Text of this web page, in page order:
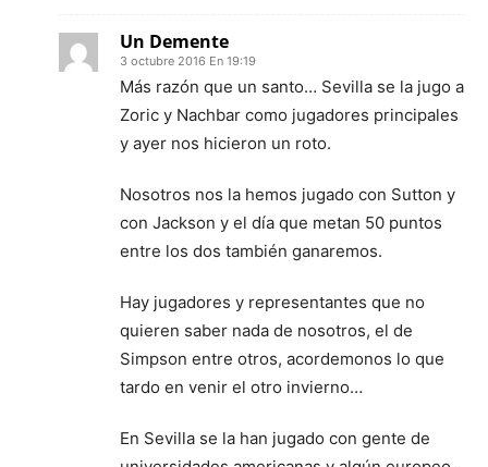
Un Demente
3 octubre 2016 En 19:19
Más razón que un santo… Sevilla se la jugo a
Zoric y Nachbar como jugadores principales
y ayer nos hicieron un roto.
Nosotros nos la hemos jugado con Sutton y
con Jackson y el día que metan 50 puntos
entre los dos también ganaremos.
Hay jugadores y representantes que no
quieren saber nada de nosotros, el de
Simpson entre otros, acordemonos lo que
tardo en venir el otro invierno…
En Sevilla se la han jugado con gente de